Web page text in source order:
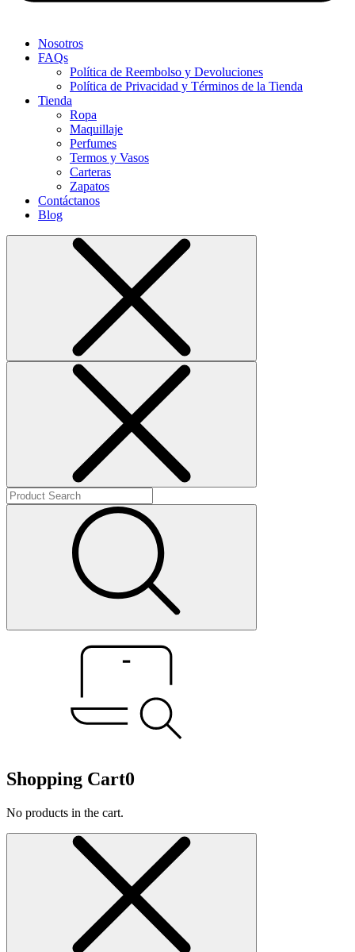
Nosotros
FAQs
Política de Reembolso y Devoluciones
Política de Privacidad y Términos de la Tienda
Tienda
Ropa
Maquillaje
Perfumes
Termos y Vasos
Carteras
Zapatos
Contáctanos
Blog
Shopping Cart0
No products in the cart.